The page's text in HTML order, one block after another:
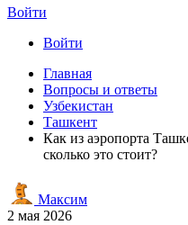
Войти
Войти
Главная
Вопросы и ответы
Узбекистан
Ташкент
Как из аэропорта
сколько это стоит?
Максим
2 мая 2026